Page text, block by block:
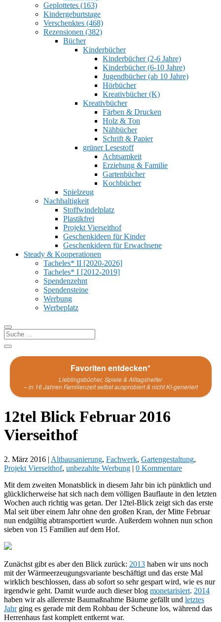
Geplottetes (163)
Kindergeburtstage
Verschenktes (468)
Rezensionen (382)
Bücher
Kinderbücher
Kinderbücher (2-6 Jahre)
Kinderbücher (6-10 Jahre)
Jugendbücher (ab 10 Jahre)
Hörbücher
Kreativbücher (K)
Kreativbücher
Färben & Drucken
Holz & Ton
Nähbücher
Schrift & Papier
grüner Lesestoff
Achtsamkeit
Erziehung & Familie
Gartenbücher
Kochbücher
Spielzeug
Nachhaltigkeit
Stoffwindelplatz
Plastikfrei
Projekt Vierseithof
Geschenkideen für Kinder
Geschenkideen für Erwachsene
Steady & Kooperationen
Tacheles* II [2020-2026]
Tacheles* I [2012-2019]
Spendenzehnt
Spendensteine
Werbung
Werbeplatz
Favoriten entdecken*
Lieblingsbücher, Spiele & Alltagshelfer
– in 16 Jahren Familienzeit selbst ausprobiert & nicht KI-generiert
12tel Blick Februar 2016
Vierseithof
2. März 2016 | Altbausanierung, Fachwerk, Gartengestaltung,
Projekt Vierseithof, unbezahlte Werbung | 0 Kommentare
Mit dem zweiten Monatsblick in diesem Jahr bin ich pünktlich und
glücklicherweise hat sich nach dem völligen Bauflaute in den letzten
Wochen auch richtig was getan. Der 12tel-Blick zeigt sich das erste
Mal seit über einem Jahr ohne den großen Kran, der Mitte Februar
nun endgültig abtransportiert wurde. Außerdem wohnen nun schon
sieben von 15 Familien auf dem Hof.
Zunächst gibt es aber den Blick zurück: 2013 haben wir uns noch
mit der Wärmeerzeugungsvariante beschäftigt und das erste Mal
wirklich beschlossen, dass ab sofort so sehr gespart wird, wie es nur
irgendwie geht. Damit wurde auch dieser blog monetarisiert. 2014
haben wir als allererste Baumaßnahme Bäume gefällt und letztes
Jahrging es gerade mit dem Rohbau der Scheune los, während das
Herrenhaus fast komplett entkernt war.